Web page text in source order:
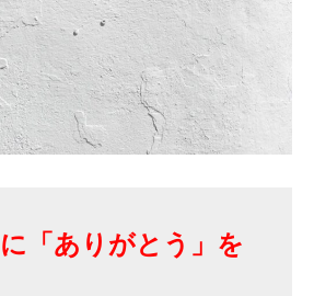
「ありがとう」を